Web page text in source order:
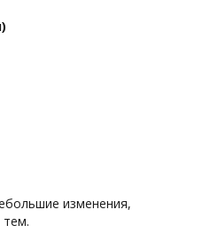
изменения,
тем.